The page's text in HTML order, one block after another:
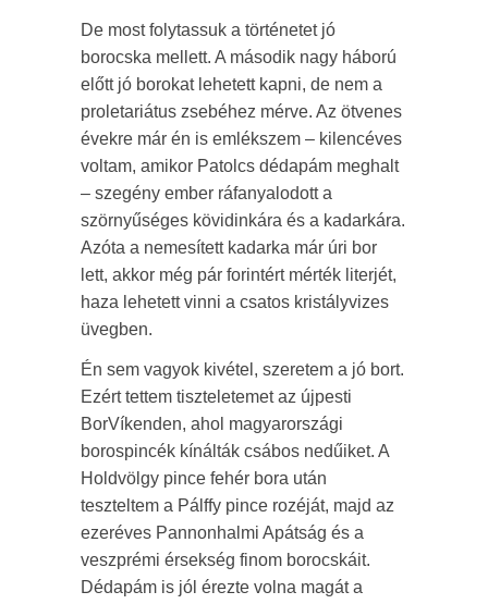
De most folytassuk a történetet jó
borocska mellett. A második nagy háború
előtt jó borokat lehetett kapni, de nem a
proletariátus zsebéhez mérve. Az ötvenes
évekre már én is emlékszem – kilencéves
voltam, amikor Patolcs dédapám meghalt
– szegény ember ráfanyalodott a
szörnyűséges kövidinkára és a kadarkára.
Azóta a nemesített kadarka már úri bor
lett, akkor még pár forintért mérték literjét,
haza lehetett vinni a csatos kristályvizes
üvegben.
Én sem vagyok kivétel, szeretem a jó bort.
Ezért tettem tiszteletemet az újpesti
BorVíkenden, ahol magyarországi
borospincék kínálták csábos nedűiket. A
Holdvölgy pince fehér bora után
teszteltem a Pálffy pince rozéját, majd az
ezeréves Pannonhalmi Apátság és a
veszprémi érsekség finom borocskáit.
Dédapám is jól érezte volna magát a